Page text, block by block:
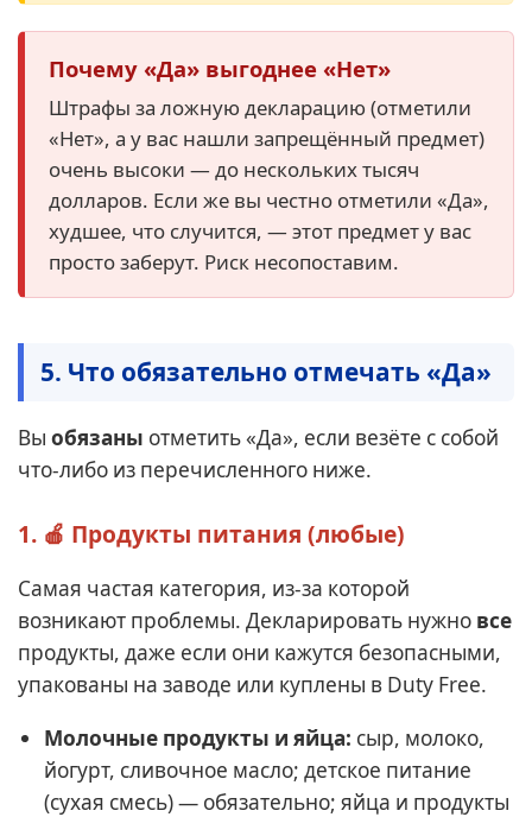
Почему «Да» выгоднее «Нет»
Штрафы за ложную декларацию (отметили
«Нет», а у вас нашли запрещённый предмет)
очень высоки — до нескольких тысяч
долларов. Если же вы честно отметили «Да»,
худшее, что случится, — этот предмет у вас
просто заберут. Риск несопоставим.
5. Что обязательно отмечать «Да»
Вы обязаны отметить «Да», если везёте с собой
что-либо из перечисленного ниже.
1. 🍎 Продукты питания (любые)
Самая частая категория, из-за которой
возникают проблемы. Декларировать нужно все
продукты, даже если они кажутся безопасными,
упакованы на заводе или куплены в Duty Free.
Молочные продукты и яйца: сыр, молоко,
йогурт, сливочное масло; детское питание
(сухая смесь) — обязательно; яйца и продукты